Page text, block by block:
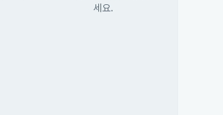
세요.